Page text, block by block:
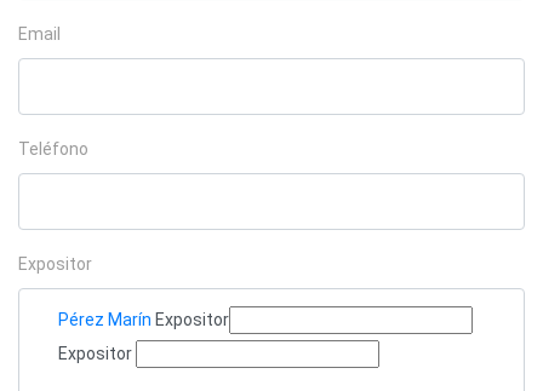
Email
Teléfono
Expositor
Pérez Marín Expositor
Expositor